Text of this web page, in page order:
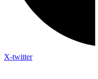
X-twitter